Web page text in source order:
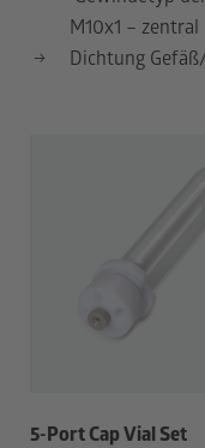
M10x1 – zentral
Dichtung
5-Port Cap Vial Set